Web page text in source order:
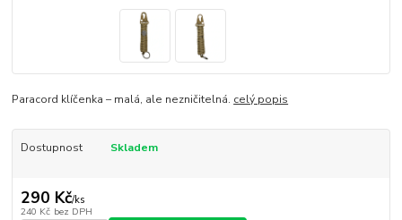
Paracord klíčenka – malá, ale nezničitelná. celý popis
Dostupnost Skladem
290 Kč/ks
240 Kč bez DPH